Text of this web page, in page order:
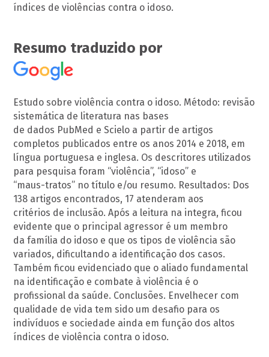
índices de violências contra o idoso.
Resumo traduzido por
Estudo sobre violência contra o idoso. Método: revisão
sistemática de literatura nas bases
de dados PubMed e Scielo a partir de artigos
completos publicados entre os anos 2014 e 2018, em
língua portuguesa e inglesa. Os descritores utilizados
para pesquisa foram “violência”, “idoso” e
“maus-tratos” no título e/ou resumo. Resultados: Dos
138 artigos encontrados, 17 atenderam aos
critérios de inclusão. Após a leitura na integra, ficou
evidente que o principal agressor é um membro
da família do idoso e que os tipos de violência são
variados, dificultando a identificação dos casos.
Também ficou evidenciado que o aliado fundamental
na identificação e combate à violência é o
profissional da saúde. Conclusões. Envelhecer com
qualidade de vida tem sido um desafio para os
indivíduos e sociedade ainda em função dos altos
índices de violência contra o idoso.